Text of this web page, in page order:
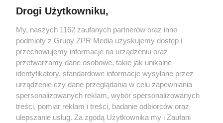
Drogi Użytkowniku,
My, naszych 1162 zaufanych partnerów oraz inne
podmioty z Grupy ZPR Media uzyskujemy dostęp i
przechowujemy informacje na urządzeniu oraz
przetwarzamy dane osobowe, takie jak unikalne
identyfikatory, standardowe informacje wysyłane przez
urządzenie czy dane przeglądania w celu zapewniania
spersonalizowanych reklam, wybór spersonalizowanych
treści, pomiar reklam i treści, badanie odbiorców oraz
ulepszanie usług. Za zgodą Użytkownika my i Zaufani